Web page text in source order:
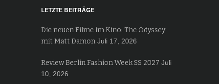
LETZTE BEITRÄGE
Die neuen Filme im Kino: The Odyssey
mit Matt Damon Juli 17, 2026
Review Berlin Fashion Week SS 2027 Juli
10, 2026